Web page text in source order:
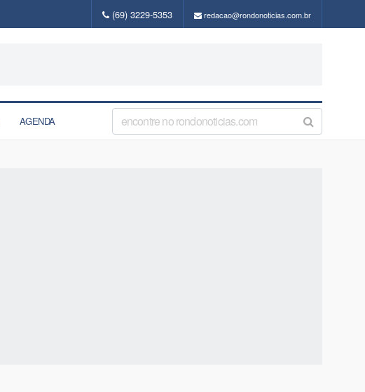
(69) 3229-5353 redacao@rondonoticias.com.br
AGENDA